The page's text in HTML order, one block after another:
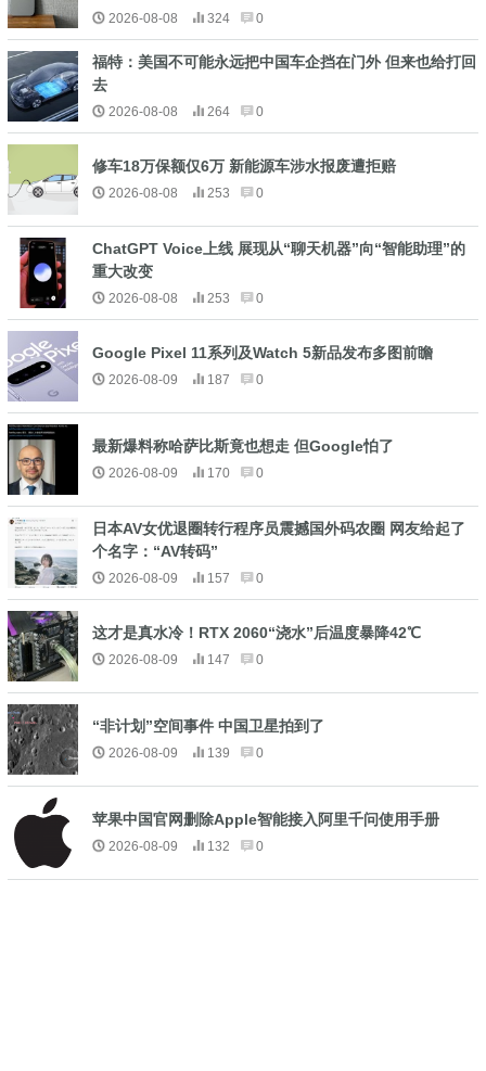
2026-08-08 324 0
福特：美国不可能永远把中国车企挡在门外 但来也给打回
去
2026-08-08 264 0
修车18万保额仅6万 新能源车涉水报废遭拒赔
2026-08-08 253 0
ChatGPT Voice上线 展现从“聊天机器”向“智能助理”的
重大改变
2026-08-08 253 0
Google Pixel 11系列及Watch 5新品发布多图前瞻
2026-08-09 187 0
最新爆料称哈萨比斯竟也想走 但Google怕了
2026-08-09 170 0
日本AV女优退圈转行程序员震撼国外码农圈 网友给起了
个名字：“AV转码”
2026-08-09 157 0
这才是真水冷！RTX 2060“浇水”后温度暴降42℃
2026-08-09 147 0
“非计划”空间事件 中国卫星拍到了
2026-08-09 139 0
苹果中国官网删除Apple智能接入阿里千问使用手册
2026-08-09 132 0